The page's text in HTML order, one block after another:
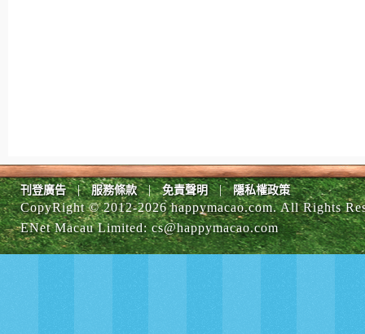
刊登廣告 | 服務條款 | 免責聲明 | 隱私權政策
CopyRight © 2012-2026 happymacao.com. All Rights
ENet Macau Limited:cs@happymacao.com